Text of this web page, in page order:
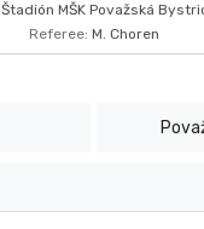
Štadión MŠK Považská
Referee: M. Choren